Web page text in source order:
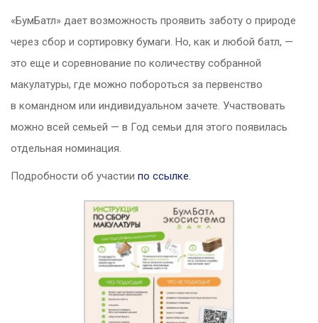
«БумБатл» дает возможность проявить заботу о природе
через сбор и сортировку бумаги. Но, как и любой батл, —
это еще и соревнование по количеству собранной
макулатуры, где можно побороться за первенство
в командном или индивидуальном зачете. Участвовать
можно всей семьей — в Год семьи для этого появилась
отдельная номинация.
Подробности об участии по ссылке.